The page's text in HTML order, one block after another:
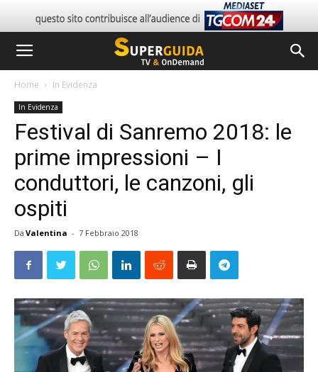
Home In Evidenza
In Evidenza
Festival di Sanremo 2018: le
prime impressioni – I
conduttori, le canzoni, gli
ospiti
Da Valentina - 7 Febbraio 2018